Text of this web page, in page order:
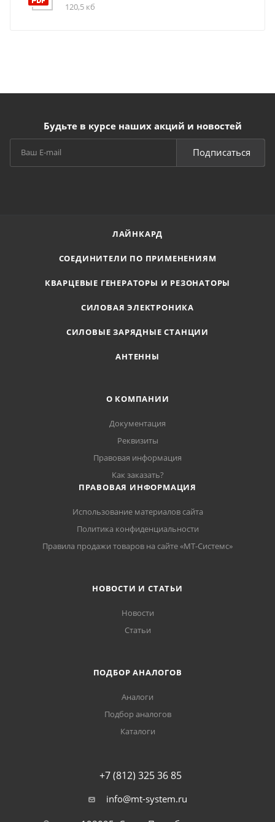
120,5 кб
Будьте в курсе наших акций и новостей
Подписаться
ЛАЙНКАРД
СОЕДИНИТЕЛИ ПО ПРИМЕНЕНИЯМ
КВАРЦЕВЫЕ ГЕНЕРАТОРЫ И РЕЗОНАТОРЫ
СИЛОВАЯ ЭЛЕКТРОНИКА
СИЛОВЫЕ ЗАРЯДНЫЕ СТАНЦИИ
АНТЕННЫ
О КОМПАНИИ
Документация
Реквизиты
Правовая информация
Как заказать?
ПРАВОВАЯ ИНФОРМАЦИЯ
Использование материалов сайта
Политика конфиденциальности
Правила продажи товаров на сайте «МТ-Системс»
НОВОСТИ И СТАТЬИ
Новости
Статьи
ПОДБОР АНАЛОГОВ
Аналоги
Подбор аналогов
Каталоги
+7 (812) 325 36 85
info@mt-system.ru